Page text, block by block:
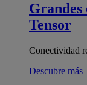
Grandes
Tensor
Conectividad
Descubre más